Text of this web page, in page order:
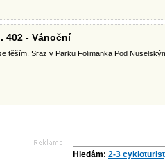
402 - Vánoční
těším. Sraz v Parku Folimanka Pod
Hledám: 2-3